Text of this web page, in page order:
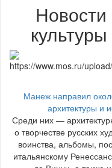
Манеж направил
архитектуры и
Среди них —
о творчестве русских
воинства, альбомы,
итальянскому